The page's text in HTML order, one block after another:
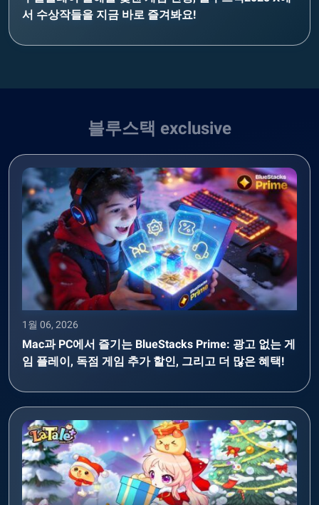
서 수상작들을 지금 바로 즐겨봐요!
블루스택 exclusive
1월 06, 2026
Mac과 PC에서 즐기는 BlueStacks Prime: 광고 없는 게
임 플레이, 독점 게임 추가 할인, 그리고 더 많은 혜택!